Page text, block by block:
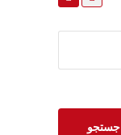
جستجو